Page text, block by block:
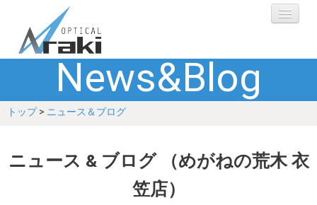
選ばれる理由
ブランド
News&Blog
トップ> ニュース＆ブログ
ニュース & ブログ （めがねの荒木 衣
笠店）